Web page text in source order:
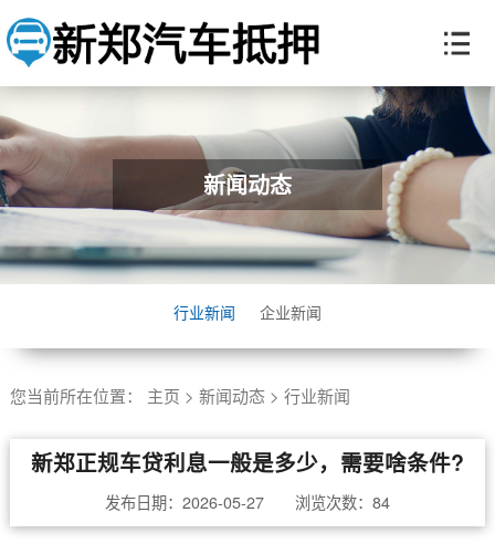
新闻动态
行业新闻 企业新闻
您当前所在位置： 主页 > 新闻动态> 行业新闻
​新郑正规车贷利息一般是多少，需要啥条件?
发布日期：2026-05-27 浏览次数： 84